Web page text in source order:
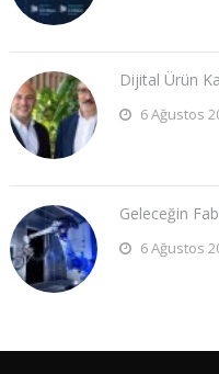
Dijital Ürün
6 Ağustos
Geleceğin
6 Ağustos